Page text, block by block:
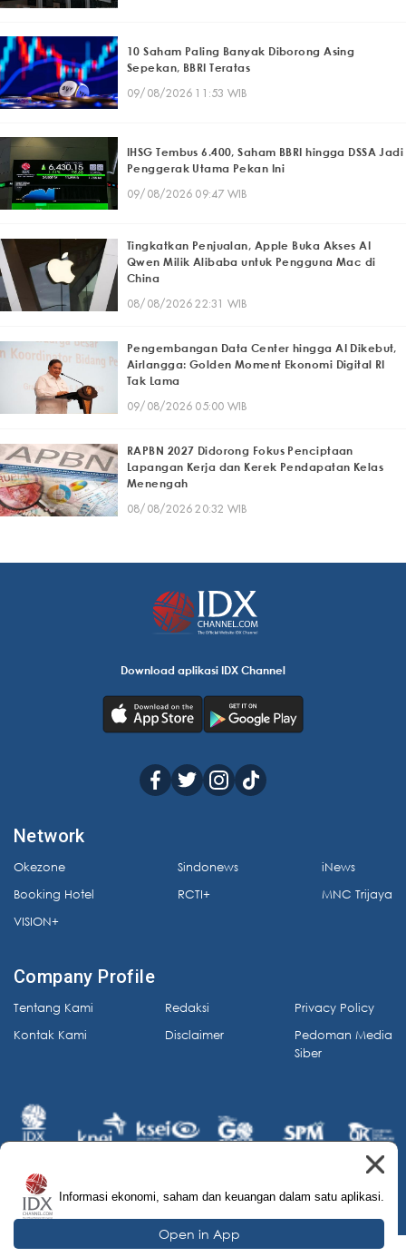
10 Saham Paling Banyak Diborong Asing
Sepekan, BBRI Teratas
09/08/2026 11:53 WIB
IHSG Tembus 6.400, Saham BBRI hingga DSSA Jadi
Penggerak Utama Pekan Ini
09/08/2026 09:47 WIB
Tingkatkan Penjualan, Apple Buka Akses AI
Qwen Milik Alibaba untuk Pengguna Mac di
China
08/08/2026 22:31 WIB
Pengembangan Data Center hingga AI Dikebut,
Airlangga: Golden Moment Ekonomi Digital RI
Tak Lama
09/08/2026 05:00 WIB
RAPBN 2027 Didorong Fokus Penciptaan
Lapangan Kerja dan Kerek Pendapatan Kelas
Menengah
08/08/2026 20:32 WIB
Download aplikasi IDX Channel
Network
Okezone
Booking Hotel
VISION+
Sindonews
RCTI+
iNews
MNC Trijaya
Company Profile
Tentang Kami
Kontak Kami
Redaksi
Disclaimer
Privacy Policy
Pedoman Media
Siber
© 2026 IDX Channel. All Rights Reserved.
Informasi ekonomi, saham dan keuangan dalam satu aplikasi.
Open in App